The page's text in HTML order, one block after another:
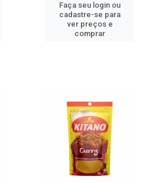
Faça seu login ou
cadastre-se para
ver preços e
comprar